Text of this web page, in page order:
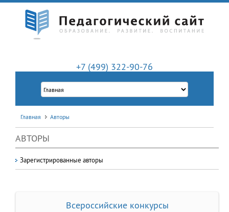
+7 (499) 322-90-76
Главная Авторы
АВТОРЫ
Зарегистрированные авторы
Всероссийские конкурсы